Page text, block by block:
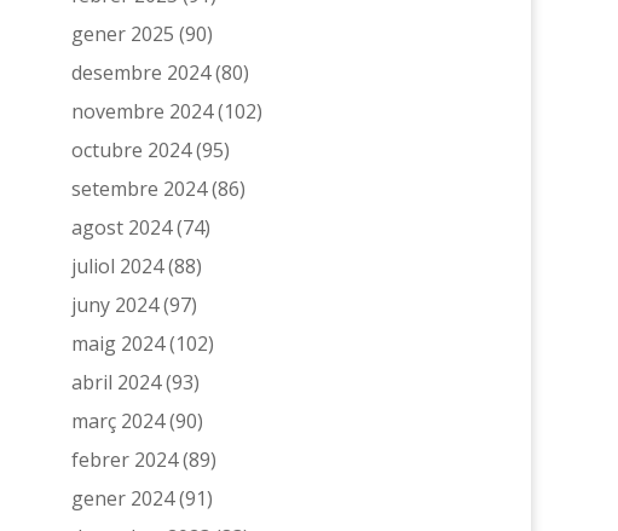
gener 2025 (90)
desembre 2024(80)
novembre 2024(102)
octubre 2024(95)
setembre 2024(86)
agost 2024(74)
juliol 2024(88)
juny 2024(97)
maig 2024(102)
abril 2024(93)
març 2024(90)
febrer 2024(89)
gener 2024(91)